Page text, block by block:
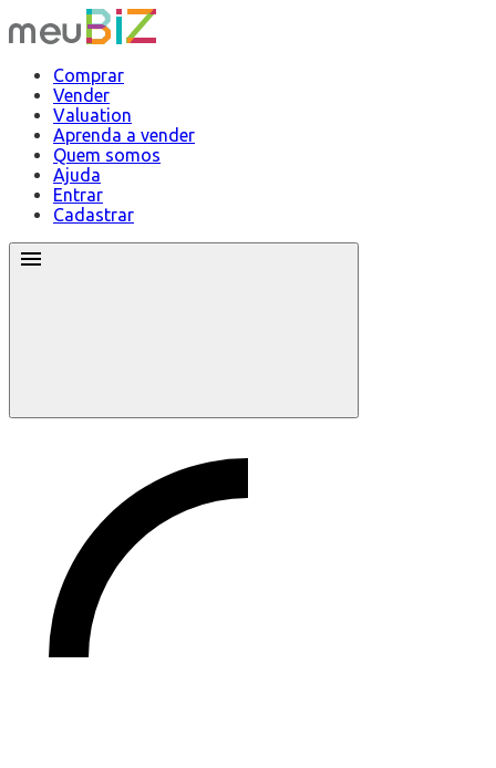
Comprar
Vender
Valuation
Aprenda a vender
Quem somos
Ajuda
Entrar
Cadastrar